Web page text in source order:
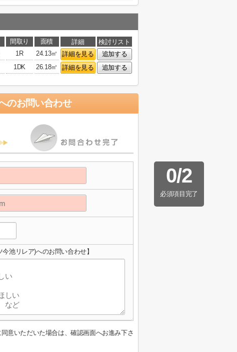
間取り 面積 詳細
検討リスト
1R 24.13㎡ 詳細を見る
追加する
1DK 26.18㎡ 詳細を見る 追加する
のお問い合わせ
0/2
必須項目完了
池リレア)へのお問い合わせ】
意いただいた場合は、確認画面へお進み下さ